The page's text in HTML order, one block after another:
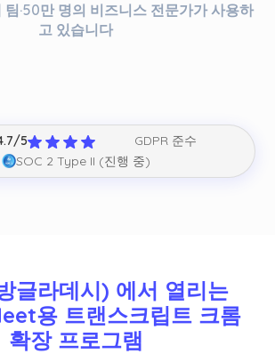
팀·50만 명의 비즈니스 전문가가 사용하
고 있습니다
5
GDPR 준수
SOC 2 Type II (진행 중)
글라데시) 에서 열리는
용 트랜스크립트 크롬
확장 프로그램